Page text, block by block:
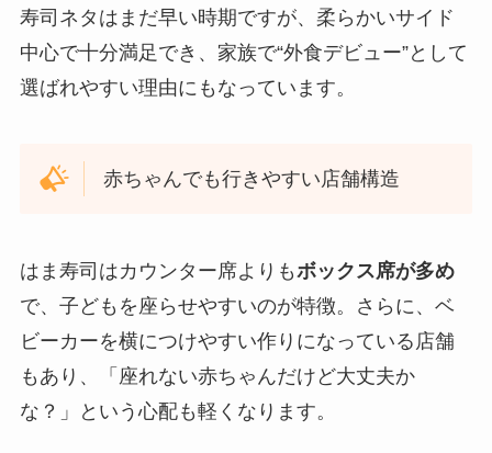
寿司ネタはまだ早い時期ですが、柔らかいサイド
中心で十分満足でき、家族で“外食デビュー”として
選ばれやすい理由にもなっています。
赤ちゃんでも行きやすい店舗構造
はま寿司はカウンター席よりもボックス席が多め
で、子どもを座らせやすいのが特徴。さらに、ベ
ビーカーを横につけやすい作りになっている店舗
もあり、「座れない赤ちゃんだけど大丈夫か
な？」という心配も軽くなります。